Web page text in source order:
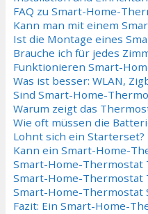
FAQ zu Smart-Home-
Kann man mit einem
Ist die Montage eines
Brauche ich für jedes
Funktionieren Smart-
Was ist besser: WLAN,
Sind Smart-Home-
Warum zeigt das
Wie oft müssen die
Lohnt sich ein Starterset?
Kann ein Smart-Home-
Smart-Home-Thermostat
Smart-Home-Thermostat
Smart-Home-Thermostat
Fazit: Ein Smart-Home-